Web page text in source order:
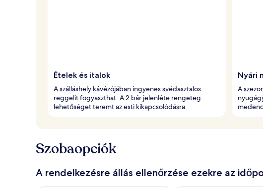
Ételek és italok
A szálláshely kávézójában ingyenes svédasztalos
reggelit fogyaszthat. A 2 bár jelenléte rengeteg
lehetőséget teremt az esti kikapcsolódásra.
Nyári
A
Szobaopciók
A rendelkezésre állás ellenőrzése ezekre az